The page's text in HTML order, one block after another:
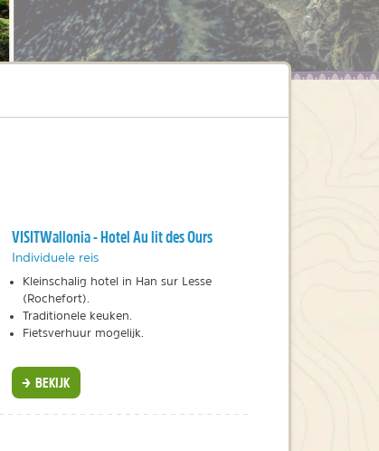
VISITWallonia - Hotel Au lit des Ours
Individuele reis
Kleinschalig hotel in Han sur Lesse
(Rochefort).
Traditionele keuken.
Fietsverhuur mogelijk.
BEKIJK